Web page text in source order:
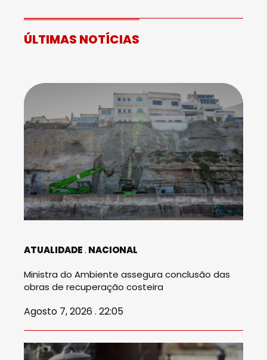
ÚLTIMAS NOTÍCIAS
ATUALIDADE NACIONAL
Ministra do Ambiente assegura conclusão das
obras de recuperação costeira
Agosto 7, 2026 . 22:05